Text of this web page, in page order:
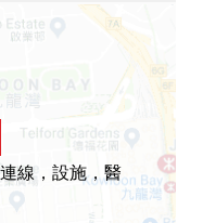
線，設施，醫